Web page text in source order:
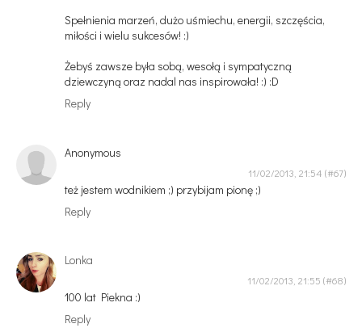
Spełnienia marzeń, dużo uśmiechu, energii, szczęścia,
miłości i wielu sukcesów! :)
Żebyś zawsze była sobą, wesołą i sympatyczną
dziewczyną oraz nadal nas inspirowała! :) :D
Reply
Anonymous
11/02/2013, 21:54
też jestem wodnikiem ;) przybijam pionę ;)
Reply
Lonka
11/02/2013, 21:55
100 lat Piekna :)
Reply